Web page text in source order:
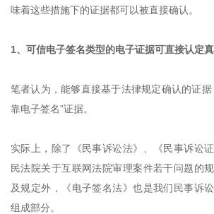
味着这些措施下的证据都可以被直接确认。
1、可信电子签名类型的电子证据可直接认定
笔者认为，能够直接基于法律规定确认的证
靠电子签名”证据。
实际上，除了《民事诉讼法》、《民事诉讼
民法院关于互联网法院审理案件若干问题的
及规定外，《电子签名法》也是我们民事诉
组成部分。